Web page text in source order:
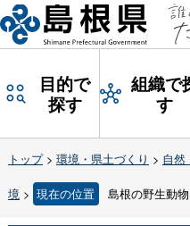
目的で
探す
組織で
す
トップ> 環境・県土づくり > 自然
境> 現在の位置 島根の野生動